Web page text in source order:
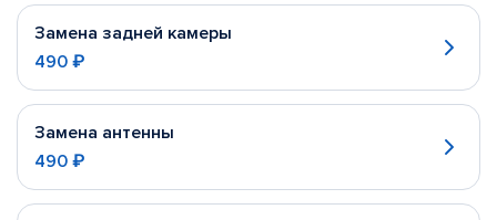
Замена задней камеры
490 ₽
Замена антенны
490 ₽